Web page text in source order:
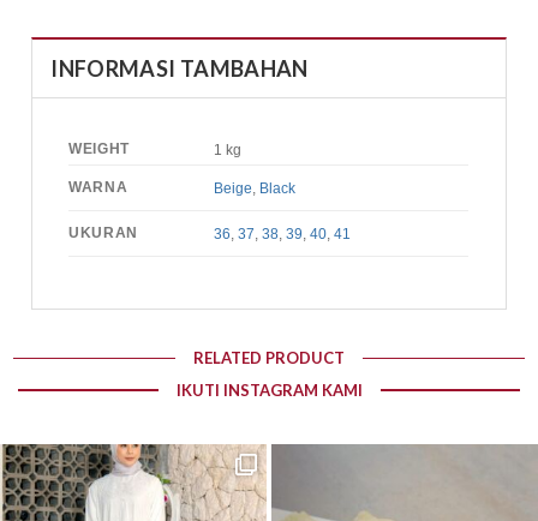
INFORMASI TAMBAHAN
WEIGHT 1 kg
WARNA Beige Black
UKURAN 36 ,37 ,38 ,39 ,40 ,41
RELATED PRODUCT
IKUTI INSTAGRAM KAMI